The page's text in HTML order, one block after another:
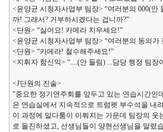
<윤양균 시청자사업부 팀장> “여러분의 000(
까! 그래서? 거부하시겠다는 겁니까?”
<단원> “싫어요! 카메라 치우세요!”
<윤양균 시청자사업부 팀장> “여러분의 동의가
<단원> “카메라! 철수해주세요!”
<지휘자 함신익> “....(안 들림) ...담당 행정 팀
<J단원의 진술>
"중요한 정기연주회를 앞두고 있는 연습시간인
은 연습실에서 지속적으로 트럼펫 부수석을 내
이 과정에 말다툼이 이뤄지는 가운데 팀장의
로 돌진하셨고, 선생님들이 양현선생님을 말렸